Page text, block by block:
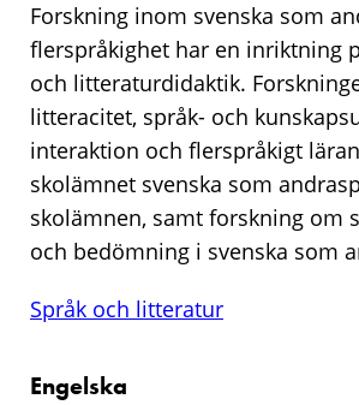
Forskning inom svenska som
flerspråkighet har en inriktning
och litteraturdidaktik.
litteracitet, språk- och
interaktion och flerspråkigt
skolämnet svenska som
skolämnen, samt forskning om
och bedömning i svenska som
Språk och litteratur
Engelska